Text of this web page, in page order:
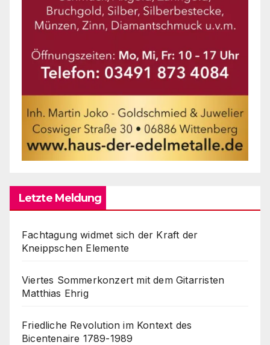
Letzte Meldung
Fachtagung widmet sich der Kraft der
Kneippschen Elemente
Viertes Sommerkonzert mit dem Gitarristen
Matthias Ehrig
Friedliche Revolution im Kontext des
Bicentenaire 1789-1989